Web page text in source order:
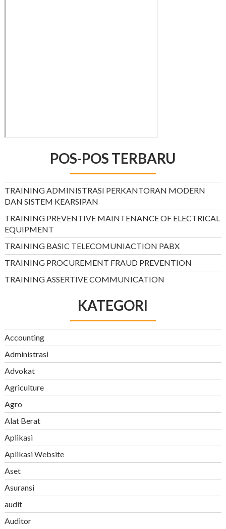
POS-POS TERBARU
TRAINING ADMINISTRASI PERKANTORAN MODERN
DAN SISTEM KEARSIPAN
TRAINING PREVENTIVE MAINTENANCE OF ELECTRICAL
EQUIPMENT
TRAINING BASIC TELECOMUNIACTION PABX
TRAINING PROCUREMENT FRAUD PREVENTION
TRAINING ASSERTIVE COMMUNICATION
KATEGORI
Accounting
Administrasi
Advokat
Agriculture
Agro
Alat Berat
Aplikasi
Aplikasi Website
Aset
Asuransi
audit
Auditor